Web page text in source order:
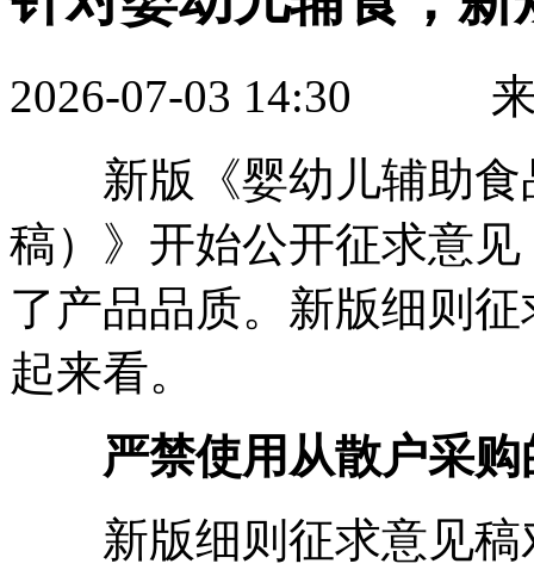
2026-07-03 14:30 来
新版《婴幼儿辅助食
稿）》开始公开征求意
了产品品质。新版细则
起来看。
严禁使用 从散户采购
新版细则征求意见稿